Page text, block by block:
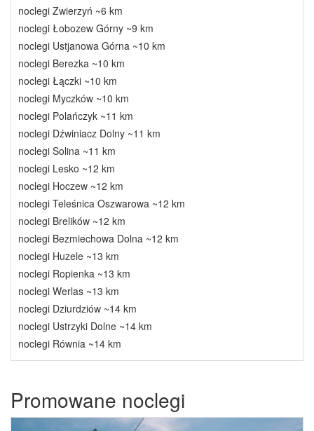
noclegi Zwierzyń ~6 km
noclegi Łobozew Górny ~9 km
noclegi Ustjanowa Górna ~10 km
noclegi Berezka ~10 km
noclegi Łączki ~10 km
noclegi Myczków ~10 km
noclegi Polańczyk ~11 km
noclegi Dźwiniacz Dolny ~11 km
noclegi Solina ~11 km
noclegi Lesko ~12 km
noclegi Hoczew ~12 km
noclegi Teleśnica Oszwarowa ~12 km
noclegi Brelików ~12 km
noclegi Bezmiechowa Dolna ~12 km
noclegi Huzele ~13 km
noclegi Ropienka ~13 km
noclegi Werlas ~13 km
noclegi Dziurdziów ~14 km
noclegi Ustrzyki Dolne ~14 km
noclegi Równia ~14 km
Promowane noclegi
Previous Next